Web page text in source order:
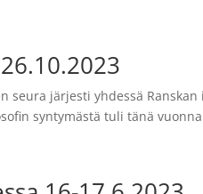
seura järjesti yhdessä
syntymästä tuli tänä